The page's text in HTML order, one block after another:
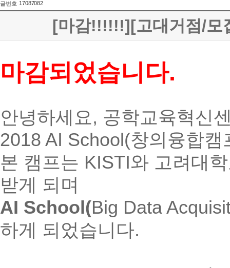
글번호 17087082
[마감!!!!!!][고대거점/모
마감되었습니다.
안녕하세요, 공학교육혁신
2018 AI School(창의융합
본 캠프는 KISTI와 고려대
받게 되며
AI School(Big Data
하게 되었습니다.